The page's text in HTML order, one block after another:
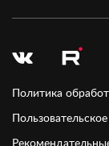
Политика